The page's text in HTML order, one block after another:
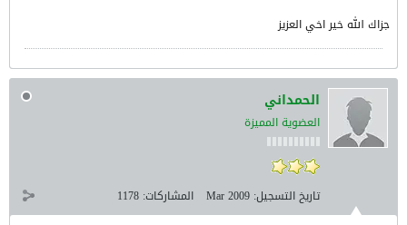
جزاك الله خير اخي العزيز
الحمداني
العضوية المميزة
تاريخ التسجيل: Mar 2009 المشاركات: 1178